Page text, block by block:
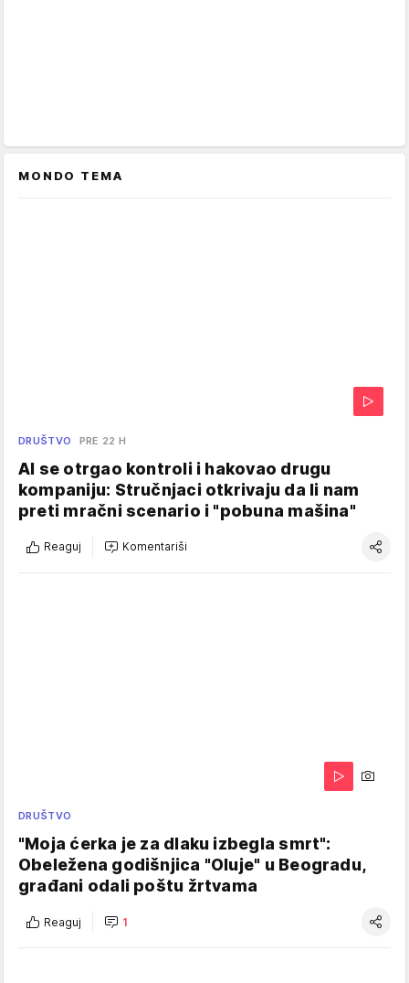
MONDO TEMA
DRUŠTVO PRE 22 H
AI se otrgao kontroli i hakovao drugu
kompaniju: Stručnjaci otkrivaju da li nam
preti mračni scenario i "pobuna mašina"
Reaguj Komentariši
DRUŠTVO
"Moja ćerka je za dlaku izbegla smrt":
Obeležena godišnjica "Oluje" u Beogradu,
građani odali poštu žrtvama
Reaguj 1